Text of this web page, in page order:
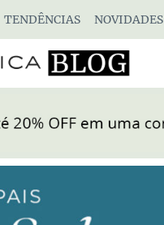
TENDÊNCIAS NOVIDADES